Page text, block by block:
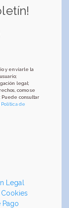
y enviarle la
legal;
como se
Puede consultar
Política de
Legal
Pago